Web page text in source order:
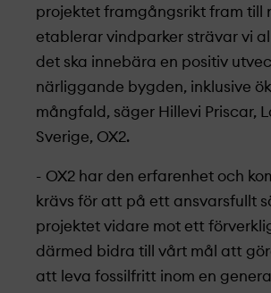
projekt­et framgångsrikt fram till
etablerar vindparker strävar vi
det ska innebära en positiv
närliggande bygden, inklusive
mångfald, säger Hillevi Priscar,
Sverige, OX2.
- OX2 har den erfarenhet och
krävs för att på ett ansvarsfullt
projekt­et vidare mot ett
därmed bidra till vårt mål att
att leva fossilfritt inom en